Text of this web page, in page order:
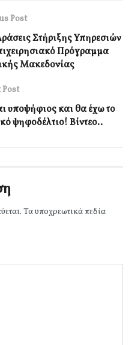
Post
Στήριξης Υπηρεσιών
Πρόγραμμα
Μακεδονίας
Post
υποψήφιος και θα έχω το
ψηφοδέλτιο! Βίντεο..
Τα υποχρεωτικά πεδία